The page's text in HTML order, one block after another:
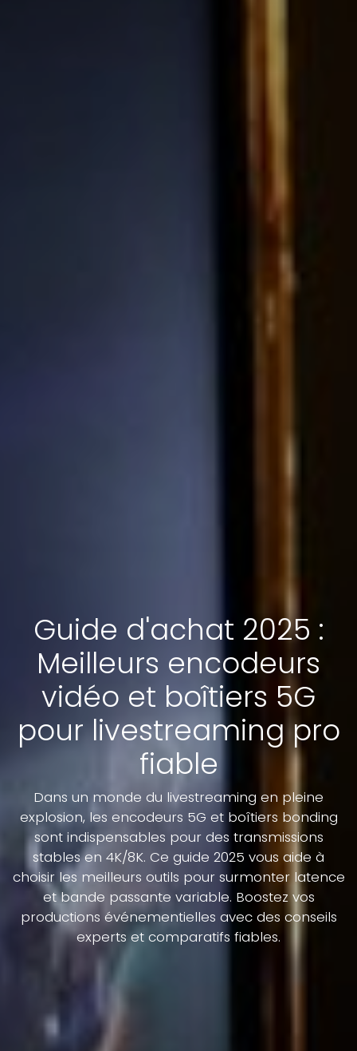
Guide d'achat 2025 :
Meilleurs encodeurs
vidéo et boîtiers 5G
pour livestreaming pro
fiable
Dans un monde du livestreaming en pleine
explosion, les encodeurs 5G et boîtiers bonding
sont indispensables pour des transmissions
stables en 4K/8K. Ce guide 2025 vous aide à
choisir les meilleurs outils pour surmonter latence
et bande passante variable. Boostez vos
productions événementielles avec des conseils
experts et comparatifs fiables.